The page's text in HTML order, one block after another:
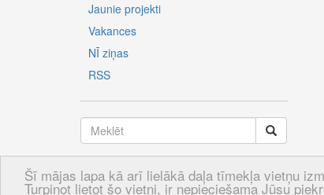
Šī mājas lapa kā arī lielākā daļa tīmekļa vietņu
Turpinot lietot šo vietni, ir nepieciešama Jūsu
Jaunie projekti
Vakances
NĪ ziņas
RSS
LV RU EN